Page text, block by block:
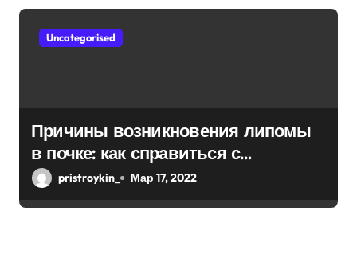
Uncategorised
Причины возникновения липомы
в почке: как справиться с
болезнью
pristroykin_ Мар 17, 2022